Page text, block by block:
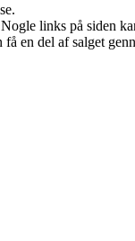
links på siden
en del af salget